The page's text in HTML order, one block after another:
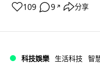
109 9 ↗ 分享
科技娛樂 生活科技 智